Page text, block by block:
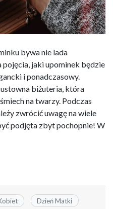
bywa nie lada
pojęcia, jaki upominek będzie
i ponadczasowy.
biżuteria, która
na twarzy. Podczas
zwrócić uwagę na wiele
podjęta zbyt pochopnie! W
Dzień Matki